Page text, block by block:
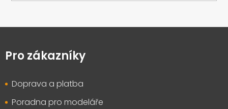
pPro zákazníky
Doprava a platba
Poradna pro modeláře